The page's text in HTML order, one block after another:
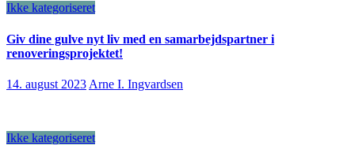
Ikke kategoriseret
Giv dine gulve nyt liv med en samarbejdspartner i
renoveringsprojektet!
14. august 2023 Arne I. Ingvardsen
Ikke kategoriseret